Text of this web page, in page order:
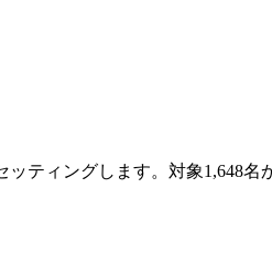
ティングします。対象1,648